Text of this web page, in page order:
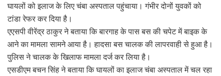
घायलों को इलाज के लिए चंबा अस्पताल पहुंचाया। गंभीर दोनों युवकों को
टांडा रेफर कर दिया है।
एएसपी वीरेंद्र ठाकुर ने बताया कि बारगाह के पास बस की चपेट में बाइक के
आने का मामला सामने आया है। हादसा बस चालक की लापरवाही से हुआ है।
पुलिस ने चालक के खिलाफ मामला दर्ज कर लिया है।
एसडीएम बचन सिंह ने बताया कि घायलों का इलाज चंबा अस्पताल में चल रहा